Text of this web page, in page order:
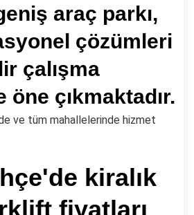
araç parkı,
çözümleri
çalışma
öne çıkmaktadır.
ve tüm mahallelerinde hizmet
kiralık
fiyatları